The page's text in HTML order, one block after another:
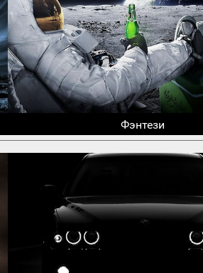
Фэнтези